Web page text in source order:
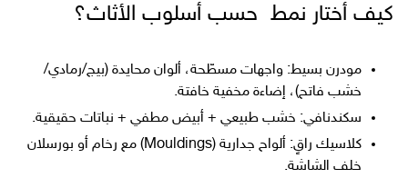
كيف أختار نمط حسب أسلوب الأثاث؟
مودرن بسيط: واجهات مسطّحة، ألوان محايدة (بيج/رمادي/
خشب فاتح)، إضاءة مخفية خافتة.
سكندنافي: خشب طبيعي + أبيض مطفي + نباتات حقيقية.
كلاسيك راقٍ: ألواح جدارية (Mouldings) مع رخام أو بورسلان
خلف الشاشة.